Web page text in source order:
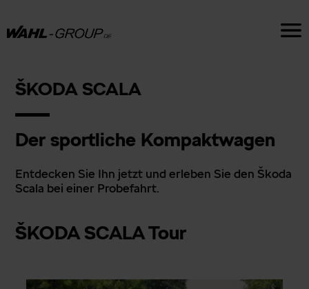
ŠKODA SCALA
Der sportliche Kompaktwagen
Entdecken Sie Ihn jetzt und erleben Sie den Škoda
Scala bei einer Probefahrt.
ŠKODA SCALA Tour